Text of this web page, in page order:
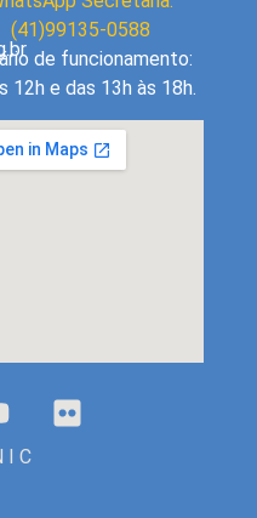
(41)99135-0588
de funcionamento:
12h e das 13h às 18h.
I C